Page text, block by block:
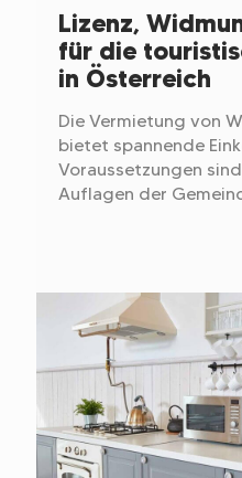
Lizenz,
für die
in Österreich
Die Vermietung von
bietet spannende
Voraussetzungen
Auflagen der